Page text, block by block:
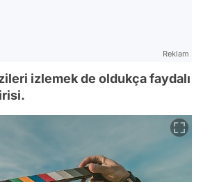
Reklam
izlemek de oldukça faydalı